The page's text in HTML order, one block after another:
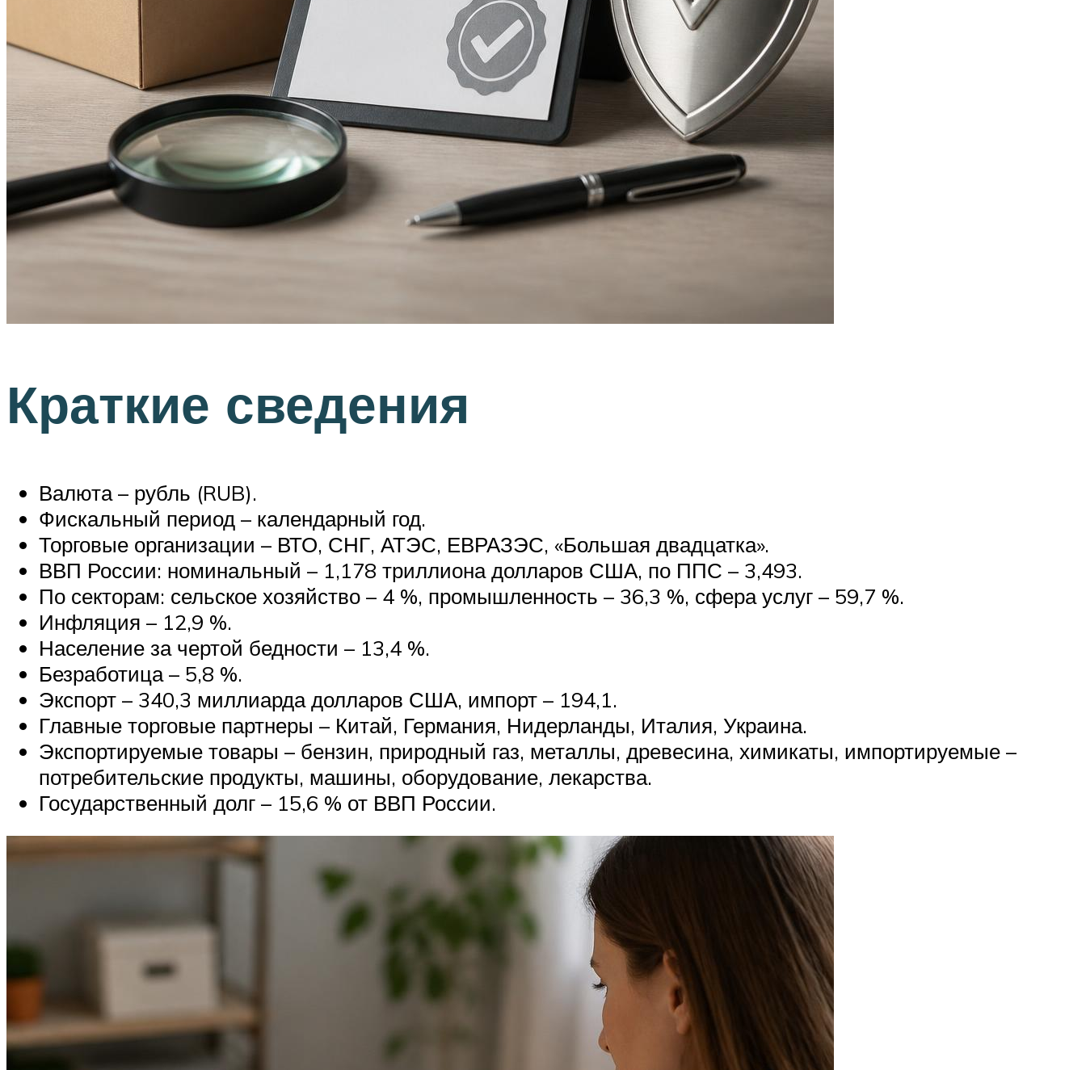
Краткие сведения
Валюта – рубль (RUB).
Фискальный период – календарный год.
Торговые организации – ВТО, СНГ, АТЭС, ЕВРАЗЭС, «Большая двадцатка».
ВВП России: номинальный – 1,178 триллиона долларов США, по ППС – 3,493.
По секторам: сельское хозяйство – 4 %, промышленность – 36,3 %, сфера услуг – 59,7 %.
Инфляция – 12,9 %.
Население за чертой бедности – 13,4 %.
Безработица – 5,8 %.
Экспорт – 340,3 миллиарда долларов США, импорт – 194,1.
Главные торговые партнеры – Китай, Германия, Нидерланды, Италия, Украина.
Экспортируемые товары – бензин, природный газ, металлы, древесина, химикаты, импортируемые –
потребительские продукты, машины, оборудование, лекарства.
Государственный долг – 15,6 % от ВВП России.